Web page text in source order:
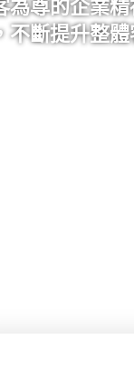
為尊的企業
不斷提升整